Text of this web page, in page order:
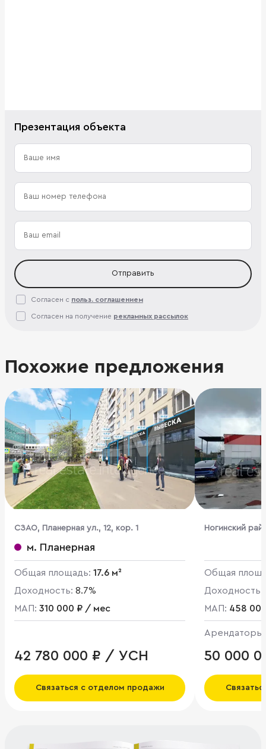
Презентация объекта
Отправить
Согласен с польз. соглашением
Согласен на получение рекламных рассылок
Похожие предложения
CЗАО, Планерная ул., 12, кор. 1
м. Планерная
Общая площадь: 17.6 м²
Доходность: 8.7%
МАП: 310 000 ₽ / мес
42 780 000 ₽ / УСН
Связаться с отделом продажи
Ногинский
Общая
Доходность:
МАП: 458
50 000